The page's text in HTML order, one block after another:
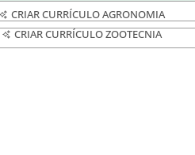
CRIAR CURRÍCULO AGRONOMIA
CRIAR CURRÍCULO ZOOTECNIA